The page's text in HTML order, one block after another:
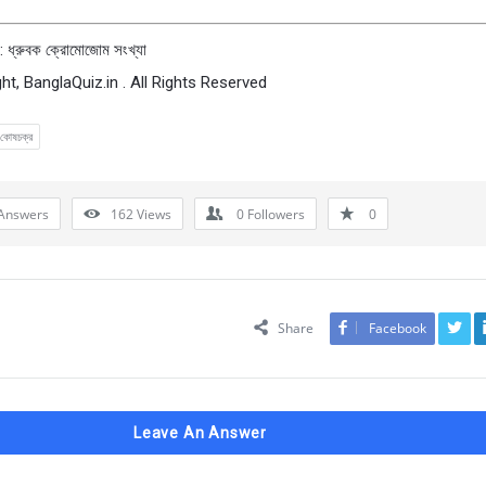
ধ্রুবক ক্রোমোজোম সংখ্যা
BanglaQuiz.in . All Rights Reserved
162Views 0 Followers 0
Share Facebook
Leave An Answer